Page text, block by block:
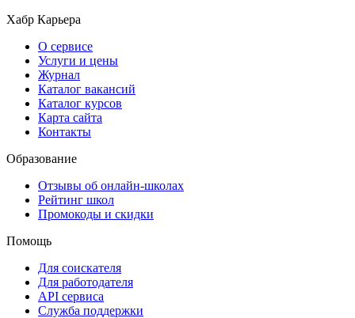
Хабр Карьера
О сервисе
Услуги и цены
Журнал
Каталог вакансий
Каталог курсов
Карта сайта
Контакты
Образование
Отзывы об онлайн-школах
Рейтинг школ
Промокоды и скидки
Помощь
Для соискателя
Для работодателя
API сервиса
Служба поддержки